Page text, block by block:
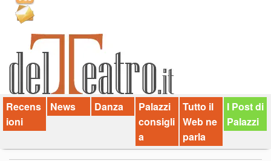
Video
Chi siamo
Contatti
dT in English
Recens
ioni
News Danza
Palazzi
consigli
a
Tutto il
Web ne
parla
I Post di
Palazzi